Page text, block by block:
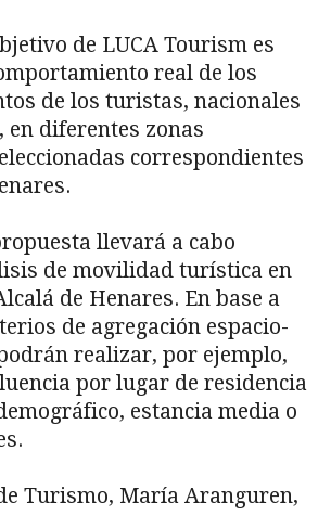
de LUCA Tourism es
real de los
de los turistas, nacionales
diferentes zonas
correspondientes
llevará a cabo
de movilidad turística en
de Henares. En base a
de agregación espacio-
realizar, por ejemplo,
por lugar de residencia
estancia media o
Turismo, María Aranguren,